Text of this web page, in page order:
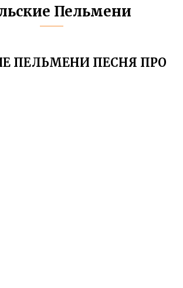
Пельмени
ПЕЛЬМЕНИ ПЕСНЯ ПРО